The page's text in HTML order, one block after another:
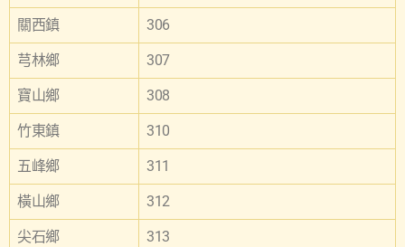
關西鎮 306
芎林鄉 307
寶山鄉 308
竹東鎮 310
五峰鄉 311
橫山鄉 312
尖石鄉 313